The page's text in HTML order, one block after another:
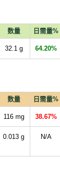
数量 日需量%
32.1g 64.20%
数量 日需量%
116mg 38.67%
0.013 g N/A